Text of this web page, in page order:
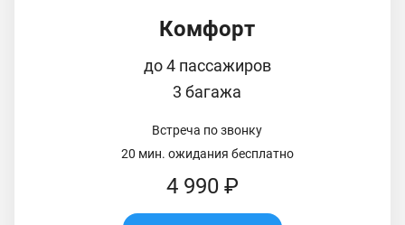
Комфорт
до 4 пассажиров
3 багажа
Встреча по звонку
20 мин. ожидания бесплатно
4 990 ₽